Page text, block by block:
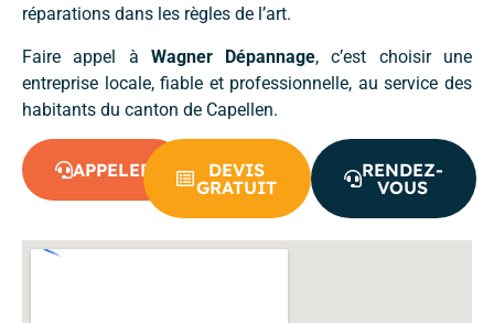
réparations dans les règles de l’art.
Faire appel à Wagner Dépannage, c’est choisir une
entreprise locale, fiable et professionnelle, au service des
habitants du canton de Capellen.
APPELER
DEVIS
GRATUIT
RENDEZ-
VOUS